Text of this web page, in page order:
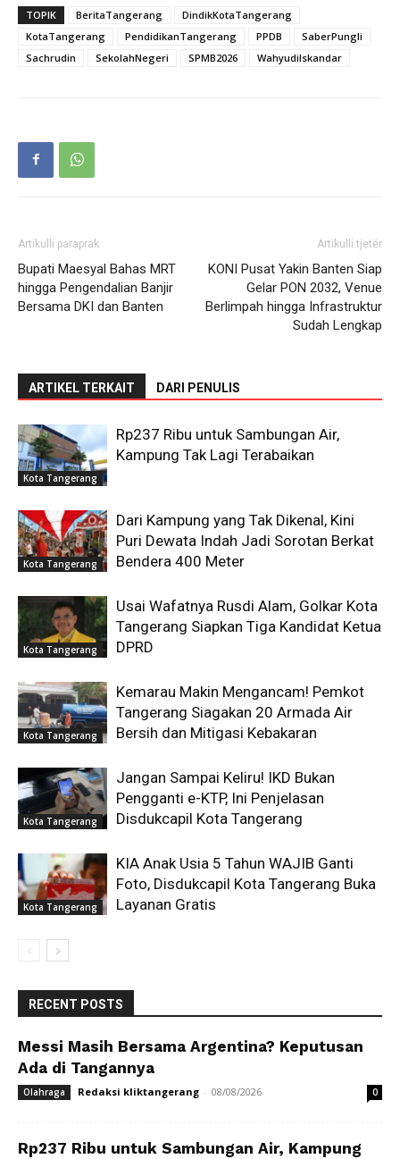
TOPIK BeritaTangerang
DindikKotaTangerang
KotaTangerang
PendidikanTangerang PPDB
SaberPungli
Sachrudin
SekolahNegeri SPMB2026 WahyudiIskandar
Artikulli paraprak
Bupati Maesyal Bahas MRT
hingga Pengendalian Banjir
Bersama DKI dan Banten
Artikulli tjetër
KONI Pusat Yakin Banten Siap
Gelar PON 2032, Venue
Berlimpah hingga Infrastruktur
Sudah Lengkap
ARTIKEL TERKAIT DARI PENULIS
Kota Tangerang
Rp237 Ribu untuk Sambungan Air,
Kampung Tak Lagi Terabaikan
Kota Tangerang
Dari Kampung yang Tak Dikenal, Kini
Puri Dewata Indah Jadi Sorotan Berkat
Bendera 400 Meter
Kota Tangerang
Usai Wafatnya Rusdi Alam, Golkar Kota
Tangerang Siapkan Tiga Kandidat Ketua
DPRD
Kota Tangerang
Kemarau Makin Mengancam! Pemkot
Tangerang Siagakan 20 Armada Air
Bersih dan Mitigasi Kebakaran
Kota Tangerang
Jangan Sampai Keliru! IKD Bukan
Pengganti e-KTP, Ini Penjelasan
Disdukcapil Kota Tangerang
Kota Tangerang
KIA Anak Usia 5 Tahun WAJIB Ganti
Foto, Disdukcapil Kota Tangerang Buka
Layanan Gratis
RECENT POSTS
Messi Masih Bersama Argentina? Keputusan
Ada di Tangannya
Olahraga Redaksi kliktangerang - 08/08/2026 0
Rp237 Ribu untuk Sambungan Air, Kampung